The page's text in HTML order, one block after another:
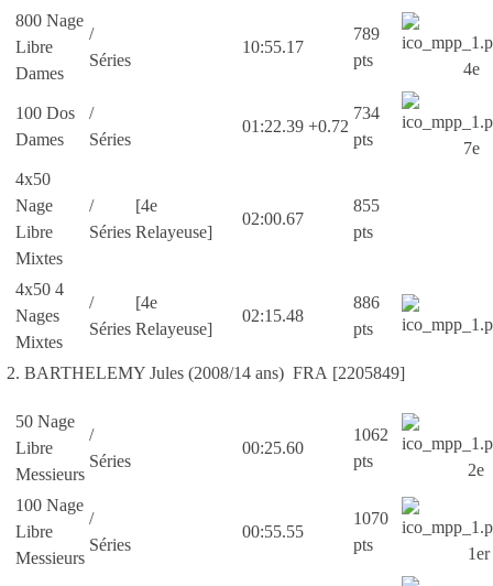
800 Nage
Libre
Dames
/
Séries
10:55.17
789
pts
4e
100 Dos
Dames
/
Séries
01:22.39 +0.72
734
pts
7e
4x50
Nage
Libre
Mixtes
/
Séries
[4e
Relayeuse]
02:00.67
855
pts
4x50 4
Nages
Mixtes
/
Séries
[4e
Relayeuse]
02:15.48
886
pts
2. BARTHELEMY Jules (2008/14 ans) FRA [2205849]
50 Nage
Libre
Messieurs
/
Séries
00:25.60
1062
pts
2e
100 Nage
Libre
Messieurs
/
Séries
00:55.55
1070
pts
1er